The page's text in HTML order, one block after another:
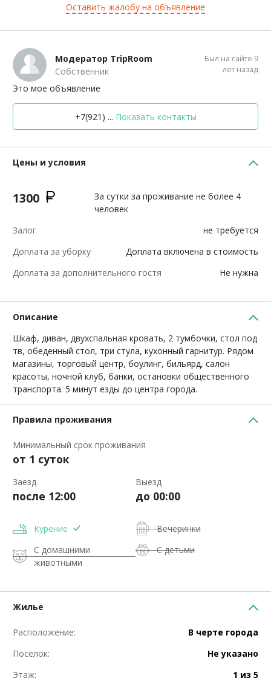
Оставить жалобу на объявление
Модератор TripRoom
Собственник
Был на сайте 9
лет назад
Это мое объявление
+7(921) ... Показать контакты
Цены и условия
1300
За сутки за проживание не более 4
человек
Залог
не требуется
Доплата за уборку
Доплата включена в стоимость
Доплата за дополнительного гостя
Не нужна
Описание
Шкаф, диван, двухспальная кровать, 2 тумбочки, стол под
тв, обеденный стол, три стула, кухонный гарнитур. Рядом
магазины, торговый центр, боулинг, бильярд, салон
красоты, ночной клуб, банки, остановки общественного
транспорта. 5 минут езды до центра города.
Правила проживания
Минимальный срок проживания
от 1 суток
Заезд
после 12:00
Выезд
до 00:00
Курение
Вечеринки
С домашними
животными
С детьми
Жилье
Расположение:
В черте города
Посёлок:
Не указано
Этаж:
1 из 5